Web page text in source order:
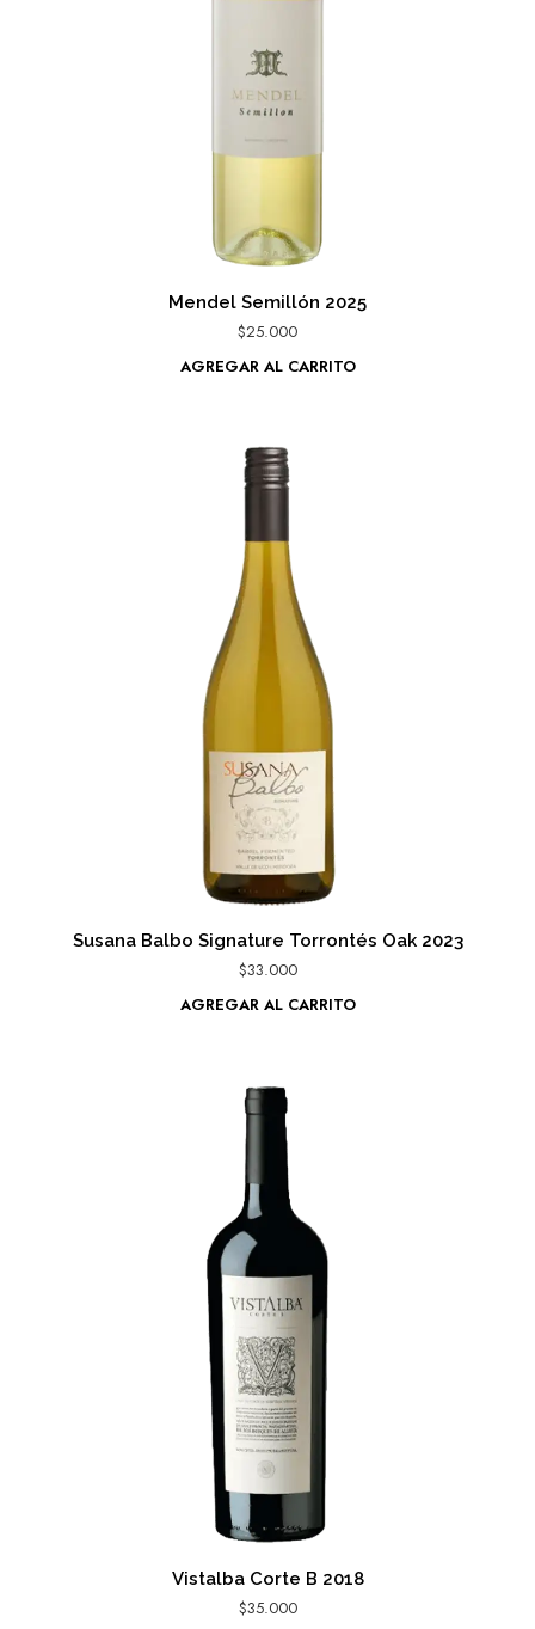
Mendel Semillón 2025
$25.000
AGREGAR AL CARRITO
Susana Balbo Signature Torrontés Oak 2023
$33.000
AGREGAR AL CARRITO
Vistalba Corte B 2018
$35.000